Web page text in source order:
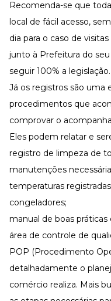
Recomenda-se que
local de fácil acesso,
dia para o caso de
junto à Prefeitura do
seguir 100% a legislação.
Já os registros são uma
procedimentos que
comprovar o
Eles podem relatar e
registro de limpeza de
manutenções
temperaturas
congeladores;
manual de boas
área de controle de
POP (Procedimento
detalhadamente o
comércio realiza. Mais